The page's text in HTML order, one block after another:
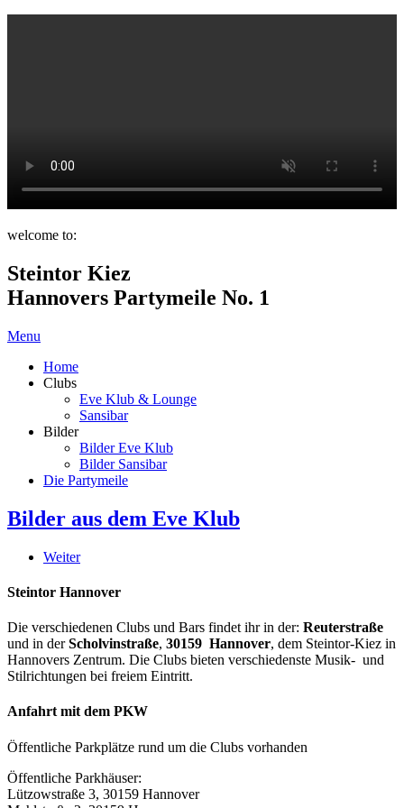
welcome to:
Steintor Kiez
Hannovers Partymeile No. 1
Menu
Home
Clubs
Eve Klub & Lounge
Sansibar
Bilder
Bilder Eve Klub
Bilder Sansibar
Die Partymeile
Bilder aus dem Eve Klub
Weiter
Steintor Hannover
Die verschiedenen Clubs und Bars findet ihr in der: Reuterstraße
und in derScholvinstraße, 30159 Hannover, dem Steintor-Kiez in
Hannovers Zentrum. Die Clubs bieten verschiedenste Musik- und
Stilrichtungen bei freiem Eintritt.
Anfahrt mit dem PKW
Öffentliche Parkplätze rund um die Clubs vorhanden
Öffentliche Parkhäuser:
Lützowstraße 3, 30159 Hannover